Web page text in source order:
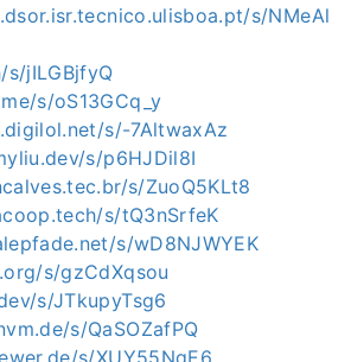
s/NMeAl
jILGBjfyQ
s/oS13GCq_y
s/-7AltwaxAz
s/p6HJDil8I
s/ZuoQ5KLt8
s/tQ3nSrfeK
s/wD8NJWYEK
s/gzCdXqsou
s/JTkupyTsg6
s/QaSOZafPQ
s/XUY55NqE6